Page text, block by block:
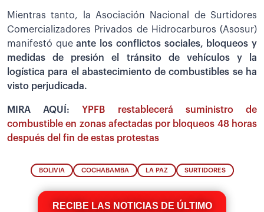
Mientras tanto, la Asociación Nacional de Surtidores
Comercializadores Privados de Hidrocarburos (Asosur)
manifestó queante los conflictos sociales, bloqueos y
medidas de presión el tránsito de vehículos y la
logística para el abastecimiento de combustibles se ha
visto perjudicada.
MIRA AQUÍ:YPFB restablecerá suministro de
combustible en zonas afectadas por bloqueos 48 horas
después del fin de estas protestas
BOLIVIA COCHABAMBA LA PAZ SURTIDORES
RECIBE LAS NOTICIAS DE ÚLTIMO